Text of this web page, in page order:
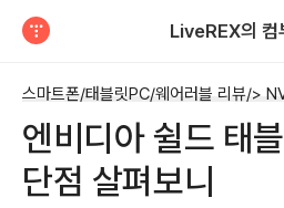
LiveREX의 컴
엔비디아 쉴드 태
단점 살펴보니